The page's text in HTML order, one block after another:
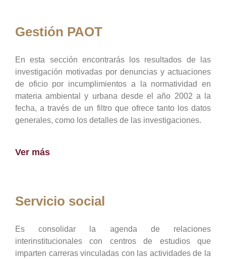
Gestión PAOT
En esta sección encontrarás los resultados de las
investigación motivadas por denuncias y actuaciones
de oficio por incumplimientos a la normatividad en
materia ambiental y urbana desde el año 2002 a la
fecha, a través de un filtro que ofrece tanto los datos
generales, como los detalles de las investigaciones.
Ver más
Servicio social
Es consolidar la agenda de relaciones
interinstitucionales con centros de estudios que
imparten carreras vinculadas con las actividades de la